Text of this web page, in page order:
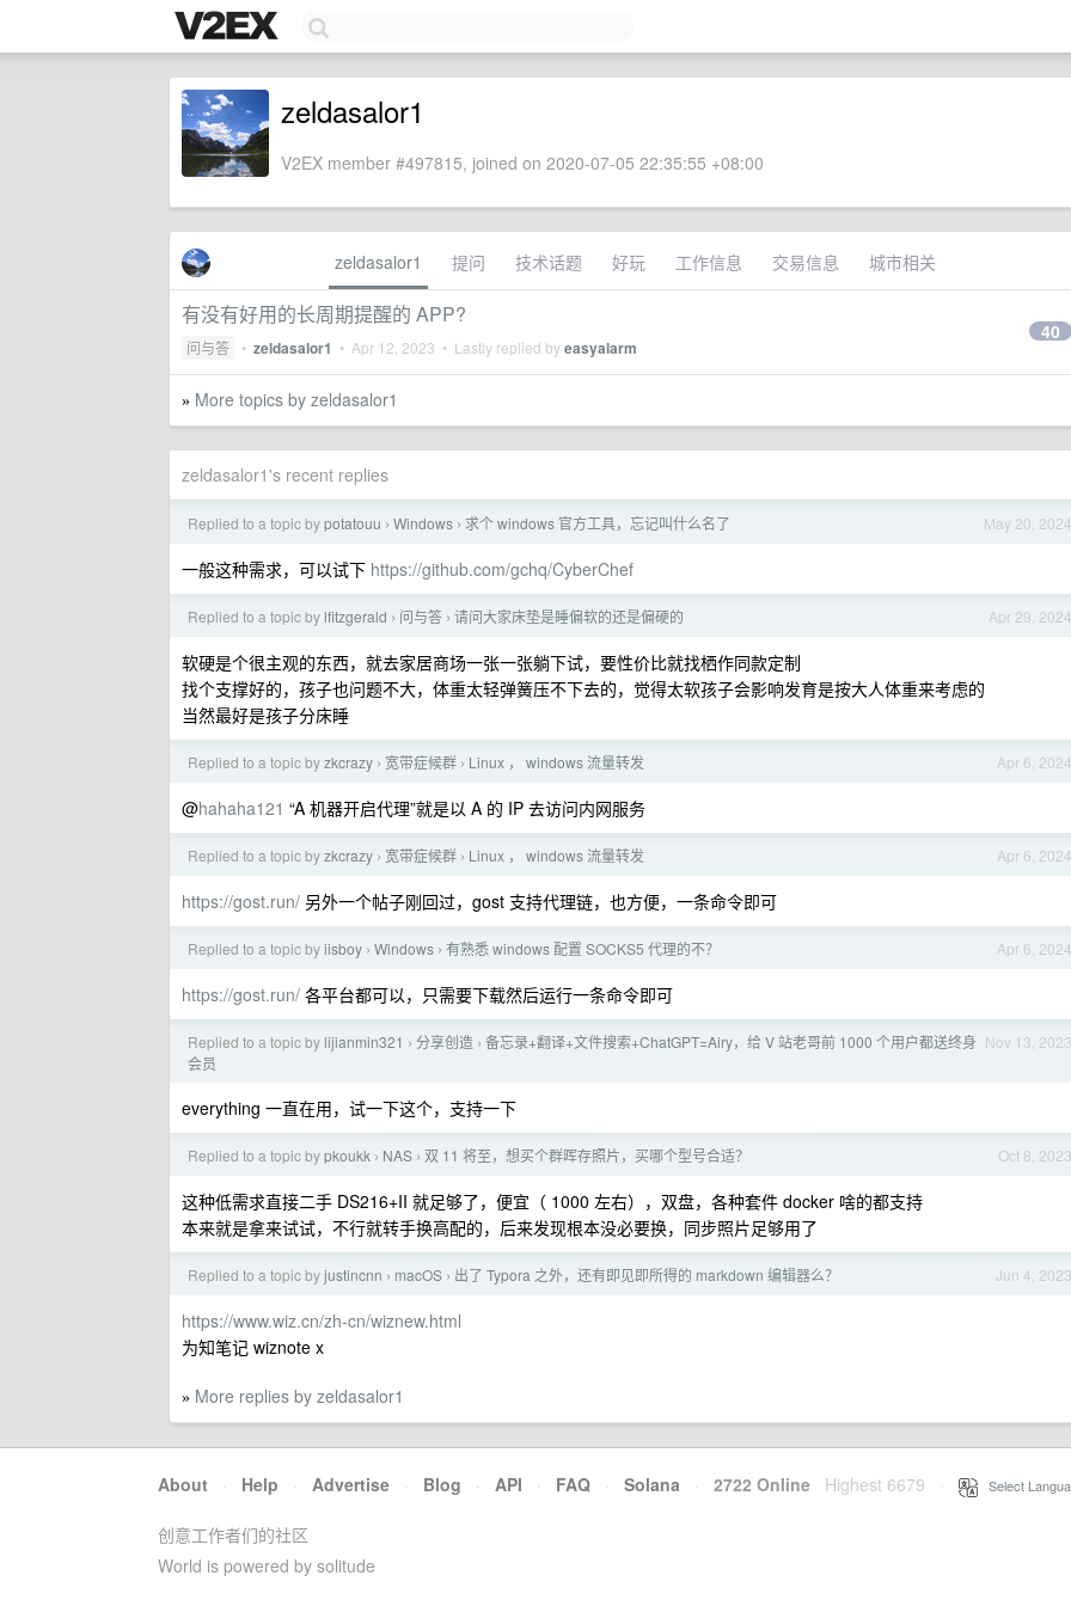
zeldasalor1
V2EX member #497815, joined on 2020-07-05 22:35:55 +08:00
zeldasalor1 提问 技术话题 好玩 工作信息 交易信息 城市相关
有没有好用的长周期提醒的 APP?
问与答 • zeldasalor1 • Apr 12, 2023 • Lastly replied byeasyalarm
40
» More topics by zeldasalor1
zeldasalor1's recent replies
May 20, 2024
Replied to a topic bypotatouu › Windows › 求个 windows 官方工具，忘记叫什么名了
一般这种需求，可以试下 https://github.com/gchq/CyberChef
Apr 29, 2024
Replied to a topic by lfitzgerald › 问与答 › 请问大家床垫是睡偏软的还是偏硬的
软硬是个很主观的东西，就去家居商场一张一张躺下试，要性价比就找栖作同款定制
找个支撑好的，孩子也问题不大，体重太轻弹簧压不下去的，觉得太软孩子会影响发育是按大人体重来考虑的
当然最好是孩子分床睡
Apr 6, 2024
Replied to a topic byzkcrazy › 宽带症候群 › Linux ， windows 流量转发
@hahaha121 “A 机器开启代理”就是以 A 的 IP 去访问内网服务
Apr 6, 2024
Replied to a topic byzkcrazy › 宽带症候群 › Linux ， windows 流量转发
https://gost.run/ 另外一个帖子刚回过，gost 支持代理链，也方便，一条命令即可
Apr 6, 2024
Replied to a topic byiisboy › Windows › 有熟悉 windows 配置 SOCKS5 代理的不？
https://gost.run/ 各平台都可以，只需要下载然后运行一条命令即可
Nov 13, 2023
Replied to a topic by lijianmin321 › 分享创造 › 备忘录+翻译+文件搜索+ChatGPT=Airy，给 V 站老哥前 1000 个用户都送终身
会员
everything 一直在用，试一下这个，支持一下
Oct 8, 2023
Replied to a topic bypkoukk › NAS › 双 11 将至，想买个群晖存照片，买哪个型号合适？
这种低需求直接二手 DS216+II 就足够了，便宜（ 1000 左右），双盘，各种套件 docker 啥的都支持
本来就是拿来试试，不行就转手换高配的，后来发现根本没必要换，同步照片足够用了
Jun 4, 2023
Replied to a topic byjustincnn › macOS › 出了 Typora 之外，还有即见即所得的 markdown 编辑器么？
https://www.wiz.cn/zh-cn/wiznew.html
为知笔记 wiznote x
» More replies by zeldasalor1
About · Help · Advertise · Blog · API · FAQ · Solana · 2722 Online Highest 6679 Select
创意工作者们的社区
World is powered by solitude